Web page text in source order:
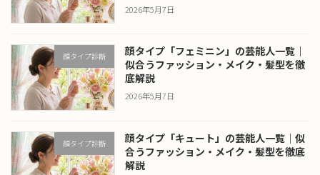
2026年5月7日
顔タイプ診断
顔タイプ「フェミニン」の芸能人一覧｜
似合うファッション・メイク・髪型を徹
底解説
2026年5月7日
顔タイプ診断
顔タイプ「キュート」の芸能人一覧｜似
合うファッション・メイク・髪型を徹底
解説